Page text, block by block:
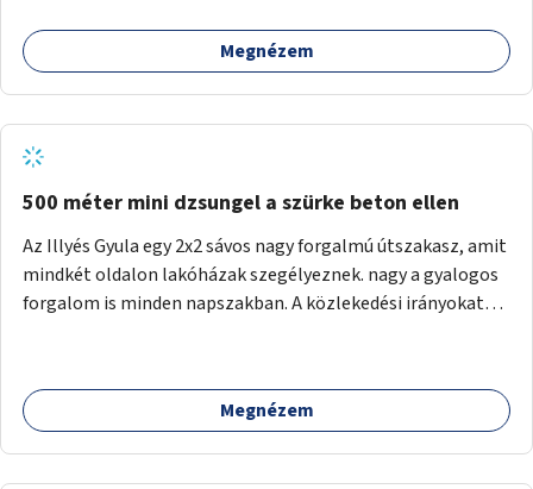
Megnézem
500 méter mini dzsungel a szürke beton ellen
Az Illyés Gyula egy 2x2 sávos nagy forgalmú útszakasz, amit
mindkét oldalon lakóházak szegélyeznek. nagy a gyalogos
forgalom is minden napszakban. A közlekedési irányokat
szintű növényzettel, öntözőrendszerrel, esetleg
valamilyen vizes attrakcióval ami végfut mind az 500m-en.
Megnézem